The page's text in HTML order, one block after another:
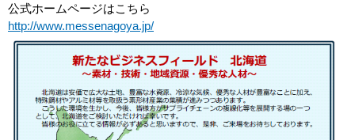
公式ホームページはこちら
http://www.messenagoya.jp/